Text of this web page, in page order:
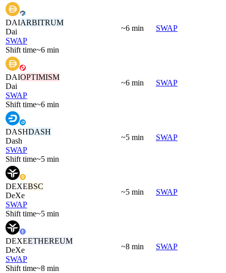
DAIARBITRUM
Dai
SWAP
Shift time~6 min
~6 min SWAP
DAIOPTIMISM
Dai
SWAP
Shift time~6 min
~6 min SWAP
DASHDASH
Dash
SWAP
Shift time~5 min
~5 min SWAP
DEXEBSC
DeXe
SWAP
Shift time~5 min
~5 min SWAP
DEXEETHEREUM
DeXe
SWAP
Shift time~8 min
~8 min SWAP